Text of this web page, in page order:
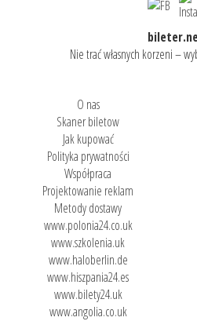
Nie trać własnych korzeni –
O nas
Skaner biletow
Jak kupować
Polityka prywatności
Współpraca
Projektowanie reklam
Metody dostawy
www.polonia24.co.uk
www.szkolenia.uk
www.haloberlin.de
www.hiszpania24.es
www.bilety24.uk
www.angolia.co.uk